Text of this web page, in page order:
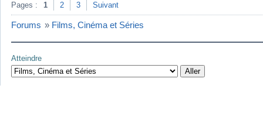
Pages : 1 2 3 Suivant
Forums » Films, Cinéma et Séries
Atteindre